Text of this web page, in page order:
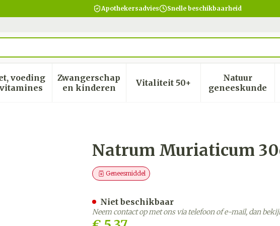
Apothekersadvies Snelle beschikbaarheid
voor Schoonheid, verzorging en hygiëne categorie
voeding
Toon submenu voor Dieet, voeding en vitamines categorie
Zwangerschap
en kinderenToon submenu voor Zwangerschap en
Vitaliteit 50+Toon submenu voor
Natuur
geneeskunde
Toon
30ch Gr 4g BoironNatrum Muriaticum
Geneesmiddel
Niet beschikbaar
Neem contact op met ons via telefoon of e-mail, dan